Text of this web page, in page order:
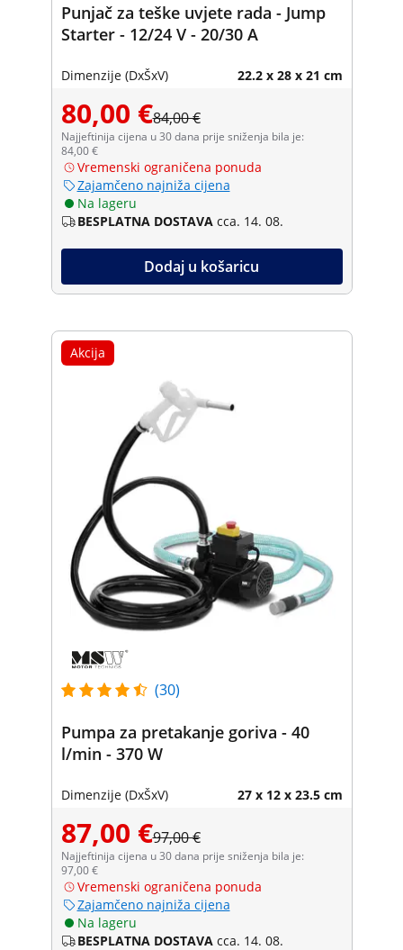
Punjač za teške uvjete rada - Jump
Starter - 12/24 V - 20/30 A
Dimenzije (DxŠxV) 22.2 x 28 x 21 cm
80,00 €84,00 €
Najjeftinija cijena u 30 dana prije sniženja bila je:
84,00 €
Vremenski ograničena ponuda
Zajamčeno najniža cijena
Na lageru
BESPLATNA DOSTAVA cca. 14. 08.
Dodaj u košaricu
Akcija
(30)
Pumpa za pretakanje goriva - 40
l/min - 370 W
Dimenzije (DxŠxV) 27 x 12 x 23.5 cm
87,00 €97,00 €
Najjeftinija cijena u 30 dana prije sniženja bila je:
97,00 €
Vremenski ograničena ponuda
Zajamčeno najniža cijena
Na lageru
BESPLATNA DOSTAVA cca. 14. 08.